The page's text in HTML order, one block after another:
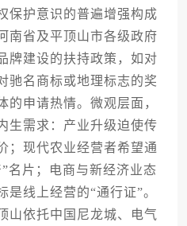
保护意识的普遍增强构成
南省及平顶山市各级政府
牌建设的扶持政策，如对
驰名商标或地理标志的奖
的申请热情。微观层面，
生需求：产业升级迫使传
；现代农业经营者希望通
名片；电商与新经济业态
是线上经营的“通行证”。
山依托中国尼龙城、电气